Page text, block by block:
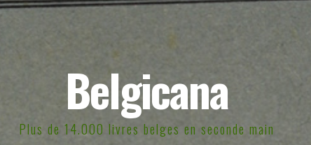
Belgicana
Plus de 14.000 livres belges en seconde main